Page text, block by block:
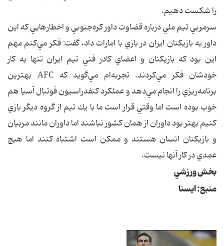
را شكست دهيم.
سرمربي تيم ملي درباره قضاوت داور كره‌جنوبي و اخطارهايي كه اين
داور به بازيكنان ايران در بازي با امارات داد، گفت: فكر مي‌كنم مهم
اين بود كه بازيكنان و اعضاي كادر فني تيم ايران تنها به كار
خودشان فكر مي‌كردند. تجربه‌ام مي‌گويد كه AFC بهترين
برنامه‌ريزي را انجام مي‌دهد و عملكرد كنفدراسيون فوتبال آسيا هم
خوب بوده است اما وقتي قرار است ما با يك تيم از گروه ديگر بازي
كنيم بهتر بود داوران از همان كشور نباشند اما داوران مانند مربيان
و بازيكنان انسان هستند و ممكن است اشتباه كنند اما هيچ
عمدي در كار آنها نيست.
بخش ورزشي
منبع: ايسنا